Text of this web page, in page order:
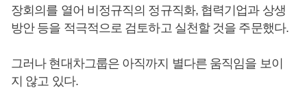
장회의를 열어 비정규직의 정규직화, 협력기업과 상생
방안 등을 적극적으로 검토하고 실천할 것을 주문했다.
그러나 현대차그룹은 아직까지 별다른 움직임을 보이
지 않고 있다.